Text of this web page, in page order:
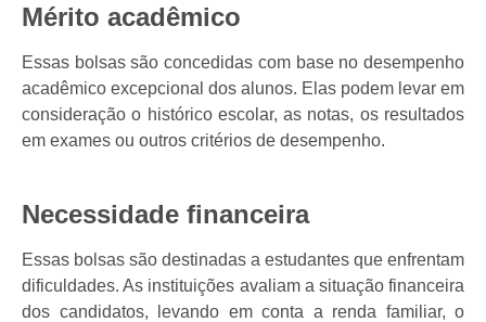
Mérito acadêmico
Essas bolsas são concedidas com base no desempenho
acadêmico excepcional dos alunos. Elas podem levar em
consideração o histórico escolar, as notas, os resultados
em exames ou outros critérios de desempenho.
Necessidade financeira
Essas bolsas são destinadas a estudantes que enfrentam
dificuldades. As instituições avaliam a situação financeira
dos candidatos, levando em conta a renda familiar, o